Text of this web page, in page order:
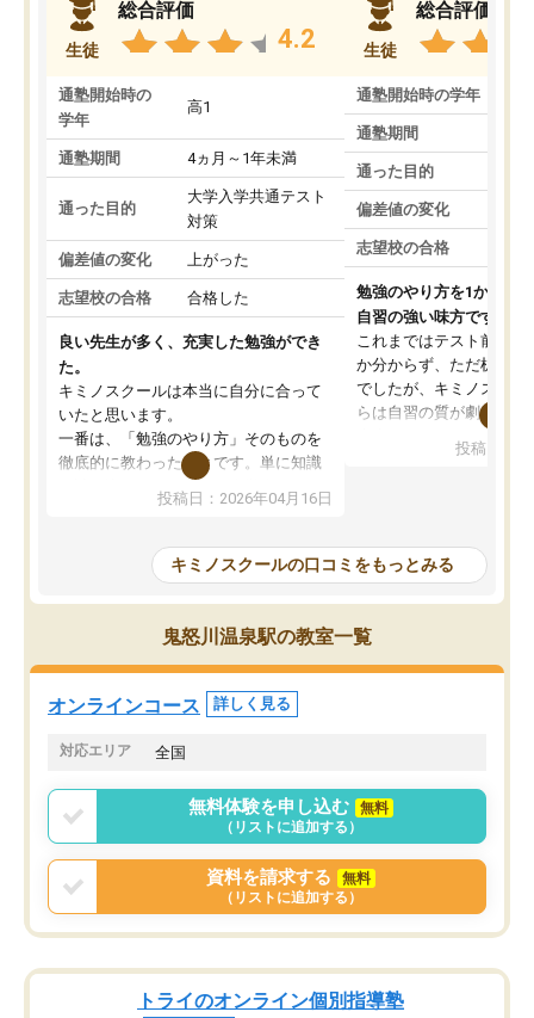
生徒
総合評価
4.2
通塾開始時の
学年
高1
通塾期間 4ヵ月～1年未満
通った目的
大学入学共通テスト
対策
偏差値の変化 上がった
志望校の合格 合格した
良い先生が多く、充実した勉強ができ
た。
キミノスクールは本当に自分に合って
いたと思います。
一番は、「勉強のやり方」そのものを
徹底的に教わったことです。単に知識
を詰め込むのではなく、自学自習の習
慣が身につくよう並走してくれるの
はなくなりました。
講師の方との距離も近く、親身なコー
チングのおかげで、停滞期もモチベー
ションを維持できました。「やらされ
る勉強」から「目標のための勉強」へ
意識が変わったことが、目標校への合
投稿日：2026年04月16日
生徒
総合評価
通塾開始時の学年
通塾期間
通った目的
偏差値の変化
志望校の合格
勉強のやり方を1から教
自習の強い味方です。
これまではテスト前に何
か分からず、ただ机に座
でしたが、キミノスクー
らは自習の質が劇的に変
を明確にしてくれるの
の仕方をコーチングして
ルなので、家での学習習
身につきました。結果と
た英語の偏差値が10以上
していた公立高校に無事
た。自分から学ぶ姿勢を
投稿日：
キミノスクールの口コミをもっとみる
鬼怒川温泉駅の教室一覧
オンラインコース 詳しく見る
対応エリア 全国
無料体験を申し込む
無料
（リストに追加する）
資料を請求する
無料
（リストに追加する）
トライのオンライン個別指導塾